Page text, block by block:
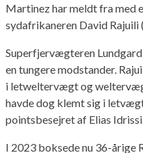
Martinez har meldt fra med
sydafrikaneren David Rajuili
Superfjervægteren
en tungere modstander.
i letweltervægt og
havde dog klemt sig i
pointsbesejret af Elias Idrissi.
I 2023 boksede nu 36-årige